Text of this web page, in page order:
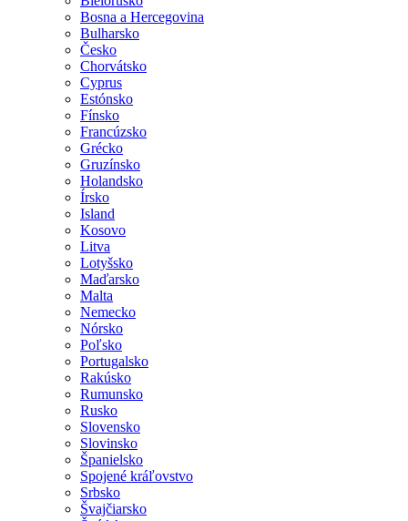
Bosna a Hercegovina
Bulharsko
Česko
Chorvátsko
Cyprus
Estónsko
Fínsko
Francúzsko
Grécko
Gruzínsko
Holandsko
Írsko
Island
Kosovo
Litva
Lotyšsko
Maďarsko
Malta
Nemecko
Nórsko
Poľsko
Portugalsko
Rakúsko
Rumunsko
Rusko
Slovensko
Slovinsko
Španielsko
Spojené kráľovstvo
Srbsko
Švajčiarsko